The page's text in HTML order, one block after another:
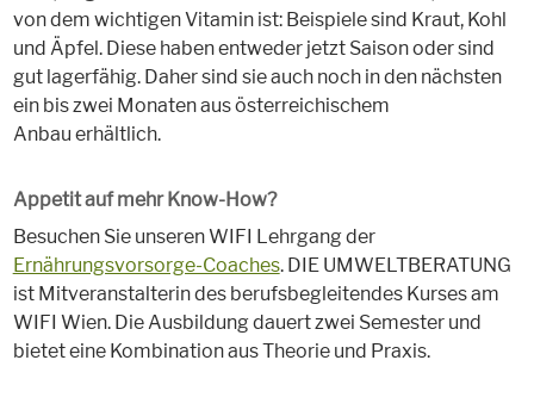
von dem wichtigen Vitamin ist: Beispiele sind Kraut, Kohl
und Äpfel. Diese haben entweder jetzt Saison oder sind
gut lagerfähig. Daher sind sie auch noch in den nächsten
ein bis zwei Monaten aus österreichischem
Anbau erhältlich.
Appetit auf mehr Know-How?
Besuchen Sie unseren WIFI Lehrgang der
Ernährungsvorsorge-Coaches. DIE UMWELTBERATUNG
ist Mitveranstalterin des berufsbegleitendes Kurses am
WIFI Wien. Die Ausbildung dauert zwei Semester und
bietet eine Kombination aus Theorie und Praxis.